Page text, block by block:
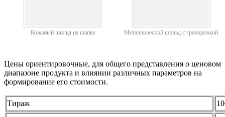
Кожаный шильд на шапке Металлический шильд с гравировкой
Цены ориентировочные, для общего представления о ценовом
диапазоне продукта и влиянии различных параметров на
формирование его стоимости.
Тираж